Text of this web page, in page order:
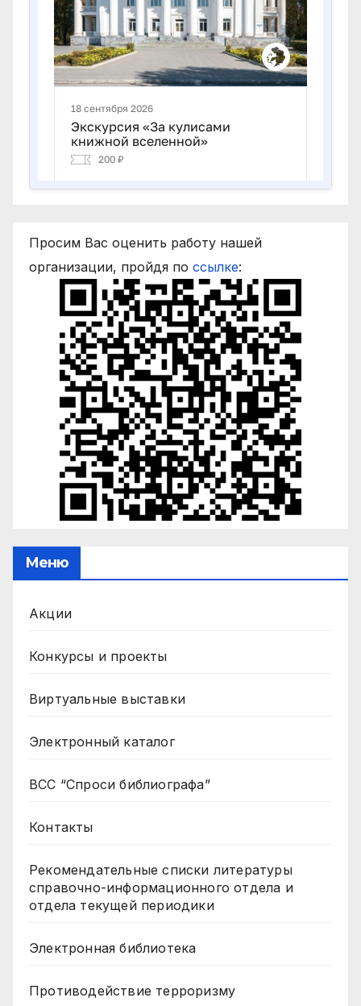
Просим Вас оценить работу нашей
организации, пройдя по ссылке:
Меню
Акции
Конкурсы и проекты
Виртуальные выставки
Электронный каталог
ВСС “Спроси библиографа”
Контакты
Рекомендательные списки литературы
справочно-информационного отдела и
отдела текущей периодики
Электронная библиотека
Противодействие терроризму